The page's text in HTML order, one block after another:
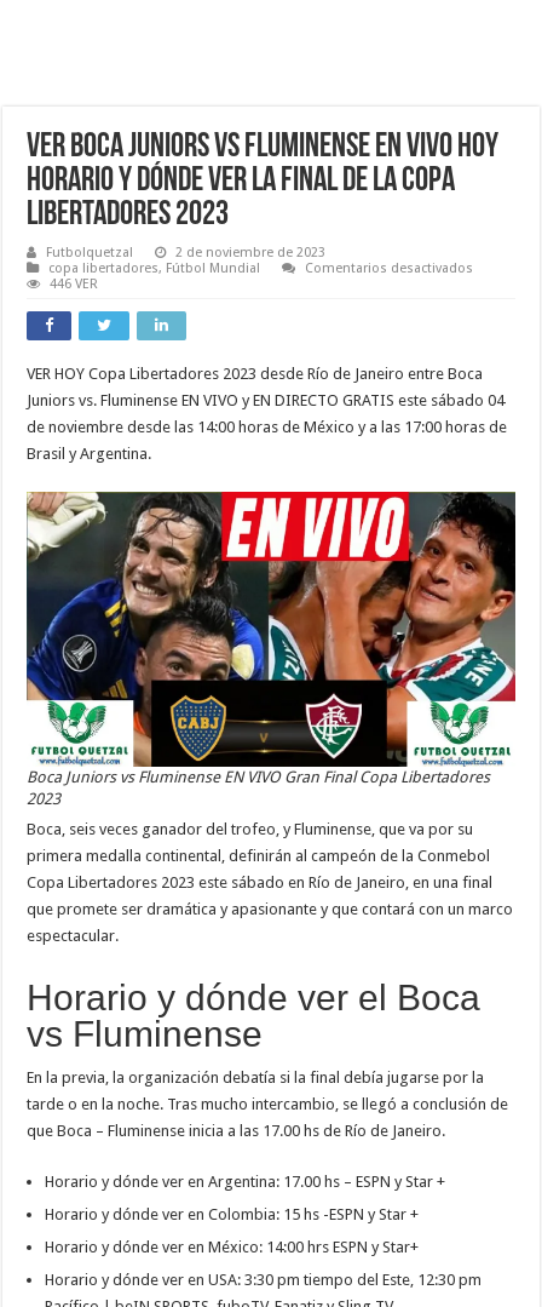
VER Boca Juniors vs Fluminense EN VIVO HOY
horario y dónde ver la Final de la Copa
Libertadores 2023
Futbolquetzal
2 de noviembre de 2023
copa libertadores, Fútbol Mundial Comentarios desactivados
VIVO
HOY
horario
y
de
Copa
2023
446 VER
VER HOY Copa Libertadores 2023 desde Río de Janeiro entre Boca
Juniors vs. Fluminense EN VIVO y EN DIRECTO GRATIS este sábado 04
de noviembre desde las 14:00 horas de México y a las 17:00 horas de
Brasil y Argentina.
Boca Juniors vs Fluminense EN VIVO Gran Final Copa Libertadores
2023
Boca, seis veces ganador del trofeo, y Fluminense, que va por su
primera medalla continental, definirán al campeón de la Conmebol
Copa Libertadores 2023 este sábado en Río de Janeiro, en una final
que promete ser dramática y apasionante y que contará con un marco
espectacular.
Horario y dónde ver el Boca
vs Fluminense
En la previa, la organización debatía si la final debía jugarse por la
tarde o en la noche. Tras mucho intercambio, se llegó a conclusión de
que Boca – Fluminense inicia a las 17.00 hs de Río de Janeiro.
Horario y dónde ver en Argentina: 17.00 hs – ESPN y Star +
Horario y dónde ver en Colombia: 15 hs -ESPN y Star +
Horario y dónde ver en México: 14:00 hrs ESPN y Star+
Horario y dónde ver en USA: 3:30 pm tiempo del Este, 12:30 pm